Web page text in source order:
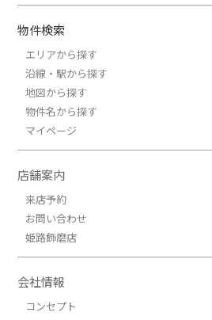
物件検索
エリアから探す
沿線・駅から探す
地図から探す
物件名から探す
マイページ
店舗案内
来店予約
お問い合わせ
姫路飾磨店
会社情報
コンセプト